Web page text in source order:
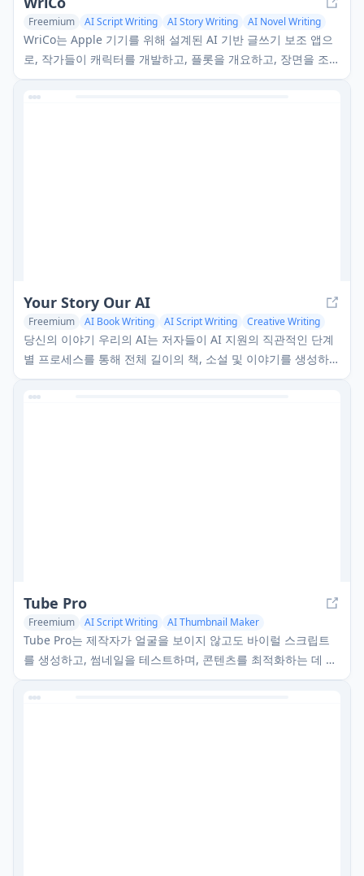
Freemium AI Script Writing AI Story Writing AI Novel Writing
WriCo는 Apple 기기를 위해 설계된 AI 기반 글쓰기 보조 앱으
로, 작가들이 캐릭터를 개발하고, 플롯을 개요하고, 장면을 조직
하는 데 도움을 주며 기기 간 원활한 동기화를 제공합니다.
Your Story Our AI
Freemium AI Book Writing AI Script Writing Creative Writing
당신의 이야기 우리의 AI는 저자들이 AI 지원의 직관적인 단계
별 프로세스를 통해 전체 길이의 책, 소설 및 이야기를 생성하는
데 도움을 주는 포괄적인 AI 기반 책 쓰기 플랫폼입니다.
Tube Pro
Freemium AI Script Writing
AI Thumbnail Maker
AI YouTube Assistant
Tube Pro는 제작자가 얼굴을 보이지 않고도 바이럴 스크립트
를 생성하고, 썸네일을 테스트하며, 콘텐츠를 최적화하는 데 도
움을 주는 올인원 AI 기반 YouTube 콘텐츠 제작 도구입니다.